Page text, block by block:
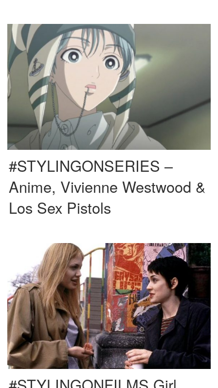
Existe un anime totalmente inspirado en la estética punk de los 70, y que
además hace homenaje a nuestra querida […]
#STYLINGONSERIES –
Anime, Vivienne Westwood &
Los Sex Pistols
Una película protagonizada por Winona Ryder y Angelina Jolie, ambientada
en los 60 en el que ambas encarnan a dos […]